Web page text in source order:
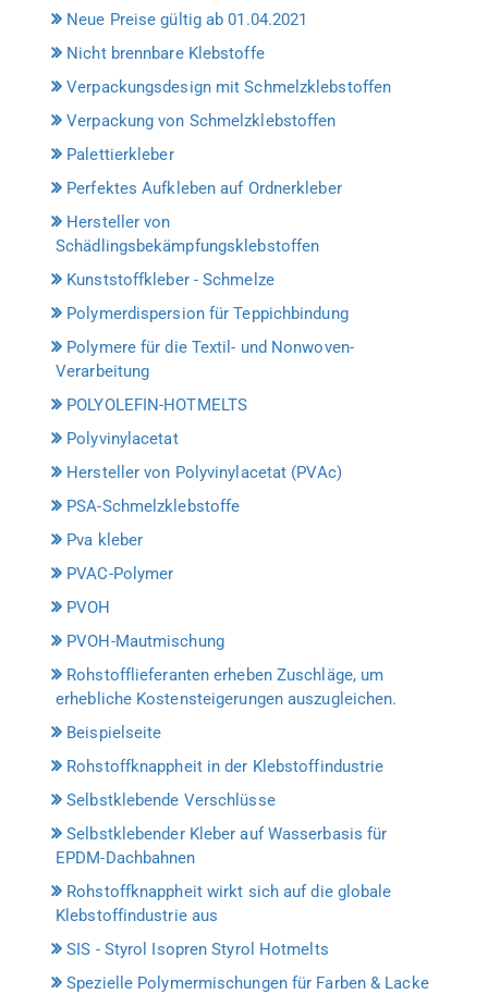
Neue Preise gültig ab 01.04.2021
Nicht brennbare Klebstoffe
Verpackungsdesign mit Schmelzklebstoffen
Verpackung von Schmelzklebstoffen
Palettierkleber
Perfektes Aufkleben auf Ordnerkleber
Hersteller von
Schädlingsbekämpfungsklebstoffen
Kunststoffkleber - Schmelze
Polymerdispersion für Teppichbindung
Polymere für die Textil- und Nonwoven-
Verarbeitung
POLYOLEFIN-HOTMELTS
Polyvinylacetat
Hersteller von Polyvinylacetat (PVAc)
PSA-Schmelzklebstoffe
Pva kleber
PVAC-Polymer
PVOH
PVOH-Mautmischung
Rohstofflieferanten erheben Zuschläge, um
erhebliche Kostensteigerungen auszugleichen.
Beispielseite
Rohstoffknappheit in der Klebstoffindustrie
Selbstklebende Verschlüsse
Selbstklebender Kleber auf Wasserbasis für
EPDM-Dachbahnen
Rohstoffknappheit wirkt sich auf die globale
Klebstoffindustrie aus
SIS - Styrol Isopren Styrol Hotmelts
Spezielle Polymermischungen für Farben & Lacke